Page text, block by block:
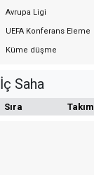
Avrupa Ligi
UEFA Konferans Eleme
Küme düşme
İç Saha
Sıra Takım